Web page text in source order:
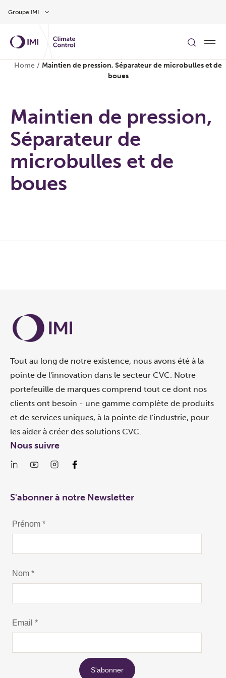
Groupe IMI
Home / Maintien de pression, Séparateur de microbulles et de
boues
Maintien de pression,
Séparateur de
microbulles et de
boues
Tout au long de notre existence, nous avons été à la
pointe de l'innovation dans le secteur CVC. Notre
portefeuille de marques comprend tout ce dont nos
clients ont besoin - une gamme complète de produits
et de services uniques, à la pointe de l'industrie, pour
les aider à créer des solutions CVC.
Nous suivre
S'abonner à notre Newsletter